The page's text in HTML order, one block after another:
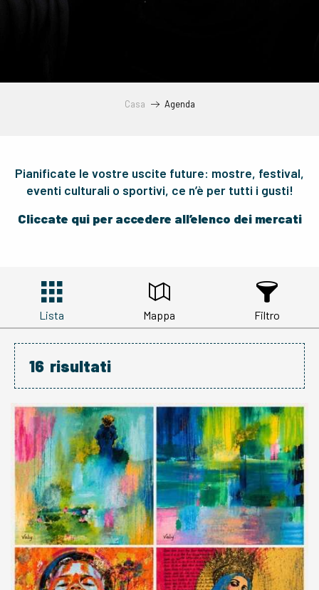
Casa Agenda
Pianificate le vostre uscite future: mostre, festival,
eventi culturali o sportivi, ce n’è per tutti i gusti!
Cliccate qui per accedere all’elenco dei mercati
Lista Mappa Filtro
16 risultati